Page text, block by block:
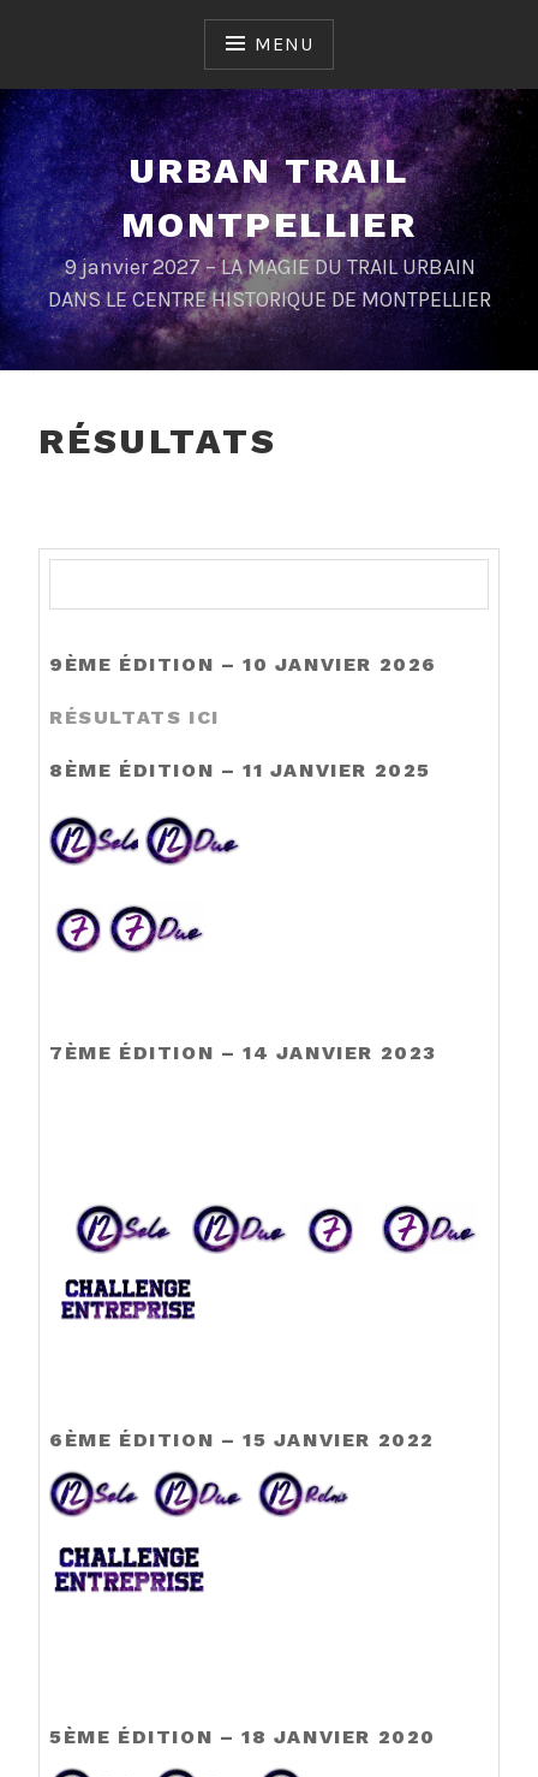
MENU
URBAN TRAIL
MONTPELLIER
9 janvier 2027 – LA MAGIE DU TRAIL URBAIN
DANS LE CENTRE HISTORIQUE DE MONTPELLIER
RÉSULTATS
9ÈME ÉDITION – 10 JANVIER 2026
RÉSULTATS ICI
8ÈME ÉDITION – 11 JANVIER 2025
7ÈME ÉDITION – 14 JANVIER 2023
6ÈME ÉDITION – 15 JANVIER 2022
5ÈME ÉDITION – 18 JANVIER 2020